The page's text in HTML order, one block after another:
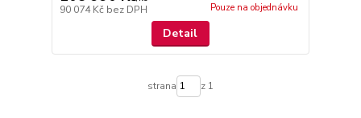
90 074 Kč bez DPH Pouze na objednávku
Detail
strana z 1